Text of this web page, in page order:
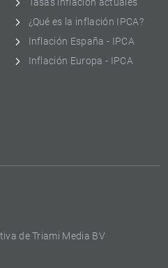
de Triami Media BV
¿Qué es la inflación IPCA?
Inflación España - IPCA
Inflación Europa - IPCA